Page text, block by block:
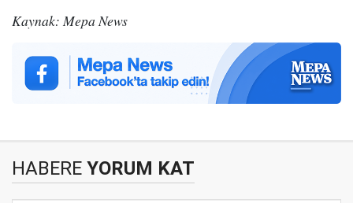
Kaynak: Mepa News
HABERE YORUM KAT